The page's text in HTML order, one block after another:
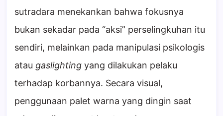
sutradara menekankan bahwa fokusnya
bukan sekadar pada “aksi” perselingkuhan itu
sendiri, melainkan pada manipulasi psikologis
atau gaslighting yang dilakukan pelaku
terhadap korbannya. Secara visual,
penggunaan palet warna yang dingin saat